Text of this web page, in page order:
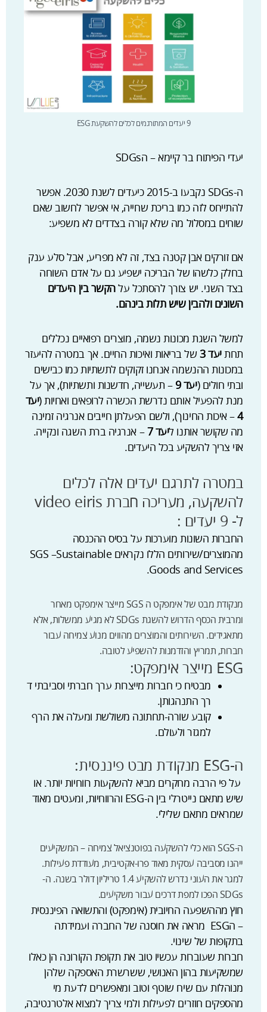
9 יעדים המתורגמים לכלים להשקעת ESG
יעדי הפיתוח בר קיימא – הSDGs
ה-SDGs נקבעו ב-2015 כיעדים לשנת 2030. אפשר
להתייחס לזה כמו בריכת שחייה, אי אפשר לחשוב שאם
שוחים במסלול מה שלא קורה בצדדים לא משפיע:
אם זורקים אבן קטנה בצד, זה לא מפריע, אבל סלע ענק
בחלק כלשהו של הבריכה ישפיע גם על אדם השוחה
בצד השני. יש צורך להסתכל עלהקשר בין היעדים
השונים ולהבין שיש תלות בינהם.
למשל השגת מכונות נשמה, מוצרים רפואיים נכללים
תחתיעד 3 של בריאות ואיכות החיים. אך במטרה להיעזר
במכונות ההנשמה אנחנו זקוקים לתשתיות כמו כבישים
ובתי חולים (יעד 9
– תעשייה, חדשנות ותשתיות), אך על
מנת להפעיל אותם נדרשת הכשרה לרופאים ואחיות (יעד
4– איכות החינוך), ולשם הפעלתן חייבים אנרגיה זמינה
מה שקושר אותנו ליעד 7 – אנרגיה ברת השגה ונקייה.
אזי צריך להשקיע בכל היעדים.
במטרה לתרגם יעדים אלה לכלים
להשקעה, מעריכה חברת video eiris
ל- 9 יעדים :
החברות השונות מוערכות על בסיס ההכנסה
מהמוצרים/שירותים הללו נקראים SGS –Sustainable
Goods and Services.
מנקודת מבט של אימפקט ה SGS מייצר אימפקט מאחר
ומרבית הכסף הדרוש להשגת SDGs לא מגיע ממשלות, אלא
מתאגידים. השירותים והמוצרים מהווים מנוע צמיחה עבור
חברות, תמריץ והזדמנות להשפיע לטובה.
ESG מייצר אימפקט:
מבטיח כי חברות מייצרות ערך חברתי וסביבתי ד
רך התנהגותן.
קובע שורה-תחתונה משולשת ומעלה את הרף
למגזר ולעולם.
ה-ESG מנקודת מבט פיננסית:
על פי הרבה מחקרים מביא להשקעות רווחיות יותר. או
שיש מתאם נייטרלי בין ה-ESG והרווחיות, ומעטים מאוד
שמראים מתאם שלילי.
ה-SGS הוא כלי להשקעה בפוטנציאל צמיחה – המשקיעים
ייהנו מסביבה עסקית מאוד פרו-אקטיבית, מעודדת פעילות.
למגר את העוני נדרש להשקיע 1.4 טריליון דולר בשנה. ה-
SDGs הפכו למפת דרכים עבור משקיעים.
חוץ מההשפעה החיובית (אימפקט) והתשואה הפיננסית
– הESG מראה את חוסנה של החברה ועמידתה
בתקופות של שינוי.
חברות שעוברות עכשיו טוב את תקופת הקורונה הן כאלו
שמשקיעות בהון האנושי, ששרשרת האספקה שלהן
מנוהלות עם שיח שוטף וטוב ומאפשרים לדעת מי
מהספקים חוזרים לפעילות ולמי צריך למצוא אלטרנטיבה,